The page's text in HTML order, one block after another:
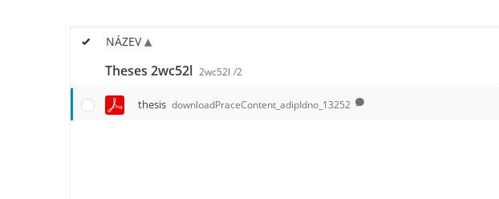
NÁZEV
Theses 2wc52l 2wc52l /2
thesis downloadPraceContent_adipIdno_13252